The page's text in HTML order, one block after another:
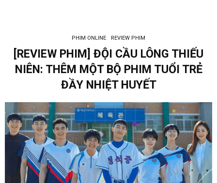
PHIM ONLINE REVIEW PHIM
[REVIEW PHIM] ĐỘI CẦU LÔNG THIẾU
NIÊN: THÊM MỘT BỘ PHIM TUỔI TRẺ
ĐẦY NHIỆT HUYẾT